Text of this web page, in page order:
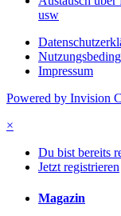
usw
Impressum
Powered by Invision
×
Du bist bereits
Jetzt registrieren
Magazin